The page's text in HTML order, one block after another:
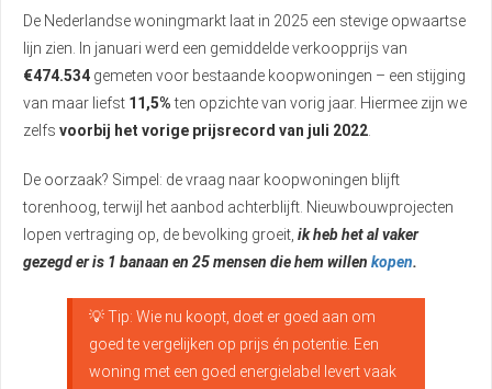
De Nederlandse woningmarkt laat in 2025 een stevige opwaartse
lijn zien. In januari werd een gemiddelde verkoopprijs van
€474.534 gemeten voor bestaande koopwoningen – een stijging
van maar liefst 11,5%ten opzichte van vorig jaar. Hiermee zijn we
zelfs voorbij het vorige prijsrecord van juli 2022
De oorzaak? Simpel: de vraag naar koopwoningen blijft
torenhoog, terwijl het aanbod achterblijft. Nieuwbouwprojecten
lopen vertraging op, de bevolking groeit, ik heb het al vaker
gezegd er is 1 banaan en 25 mensen die hem willen kopen.
💡 Tip: Wie nu koopt, doet er goed aan om
goed te vergelijken op prijs én potentie. Een
woning met een goed energielabel levert vaak